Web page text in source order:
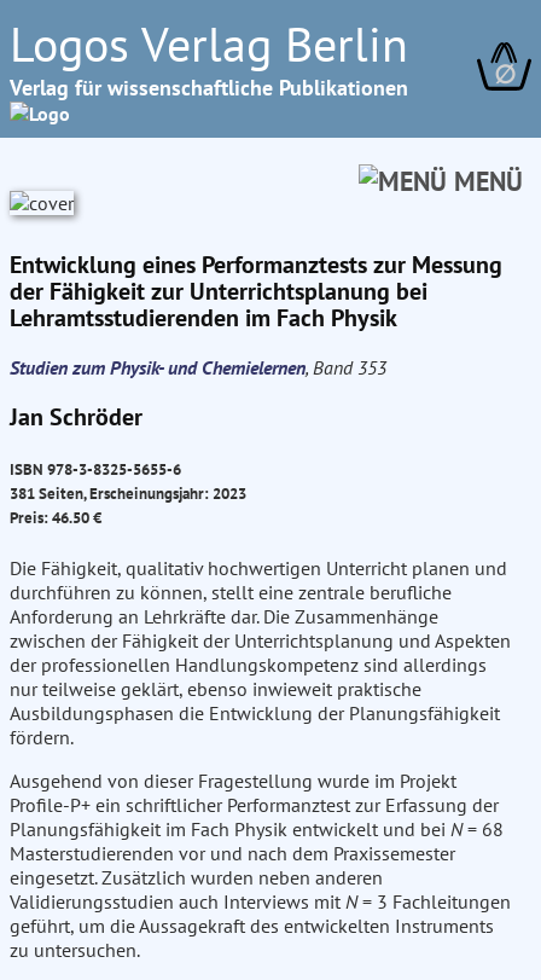
Logos Verlag Berlin
Verlag für wissenschaftliche Publikationen ∅
MENÜ
Entwicklung eines Performanztests zur Messung
der Fähigkeit zur Unterrichtsplanung bei
Lehramtsstudierenden im Fach Physik
Studien zum Physik- und Chemielernen, Band 353
Jan Schröder
ISBN 978-3-8325-5655-6
381 Seiten, Erscheinungsjahr: 2023
Preis: 46.50 €
Die Fähigkeit, qualitativ hochwertigen Unterricht planen und
durchführen zu können, stellt eine zentrale berufliche
Anforderung an Lehrkräfte dar. Die Zusammenhänge
zwischen der Fähigkeit der Unterrichtsplanung und Aspekten
der professionellen Handlungskompetenz sind allerdings
nur teilweise geklärt, ebenso inwieweit praktische
Ausbildungsphasen die Entwicklung der Planungsfähigkeit
fördern.
Ausgehend von dieser Fragestellung wurde im Projekt
Profile-P+ ein schriftlicher Performanztest zur Erfassung der
Planungsfähigkeit im Fach Physik entwickelt und bei N= 68
Masterstudierenden vor und nach dem Praxissemester
eingesetzt. Zusätzlich wurden neben anderen
Validierungsstudien auch Interviews mit N= 3 Fachleitungen
geführt, um die Aussagekraft des entwickelten Instruments
zu untersuchen.